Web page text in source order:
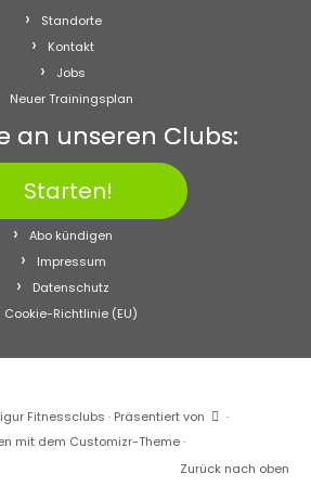
Standorte
Kontakt
Jobs
Neuer Trainingsplan
an unseren Clubs:
Starten!
Abo kündigen
Impressum
Datenschutz
Cookie-Richtlinie (EU)
Fitnessclubs · Präsentiert von
·
mit dem Customizr-Theme·
Zurück nach oben